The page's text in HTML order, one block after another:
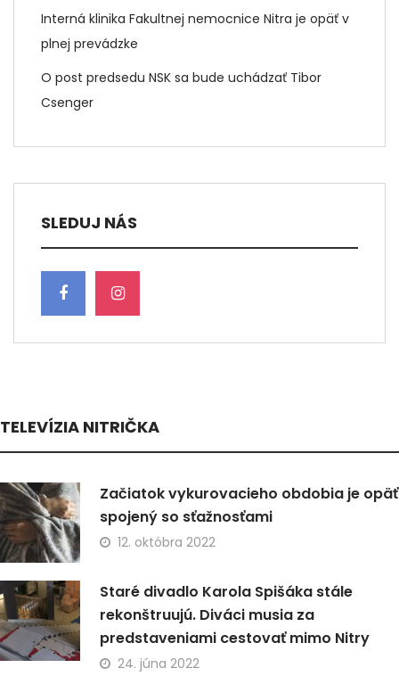
Interná klinika Fakultnej nemocnice Nitra je opäť v
plnej prevádzke
O post predsedu NSK sa bude uchádzať Tibor
Csenger
SLEDUJ NÁS
TELEVÍZIA NITRIČKA
Začiatok vykurovacieho obdobia je opäť
spojený so sťažnosťami
12. októbra 2022
Staré divadlo Karola Spišáka stále
rekonštruujú. Diváci musia za
predstaveniami cestovať mimo Nitry
24. júna 2022